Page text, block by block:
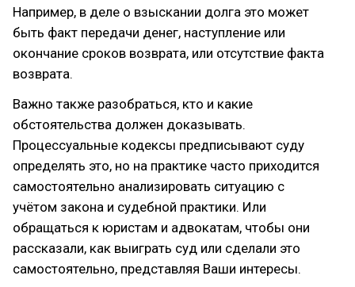
Например, в деле о взыскании долга это может
быть факт передачи денег, наступление или
окончание сроков возврата, или отсутствие факта
возврата.
Важно также разобраться, кто и какие
обстоятельства должен доказывать.
Процессуальные кодексы предписывают суду
определять это, но на практике часто приходится
самостоятельно анализировать ситуацию с
учётом закона и судебной практики. Или
обращаться к юристам и адвокатам, чтобы они
рассказали, как выиграть суд или сделали это
самостоятельно, представляя Ваши интересы.